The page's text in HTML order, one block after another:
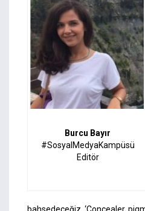
Burcu Bayır
#SosyalMedyaKampüsü
Editör
bahsedeceğiz. ‘Concealer,